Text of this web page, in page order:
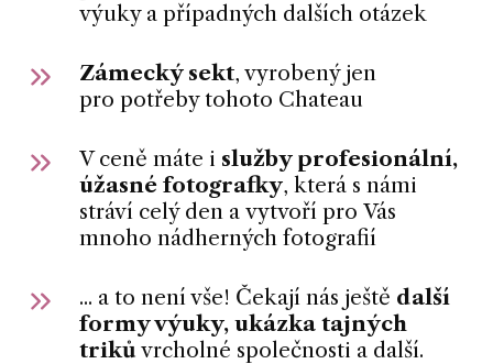
výuky a případných dalších otázek
Zámecký sekt, vyrobený jen
pro potřeby tohoto Chateau
V ceně máte i služby profesionální,
úžasné fotografky, která s námi
stráví celý den a vytvoří pro Vás
mnoho nádherných fotografií
... a to není vše! Čekají nás ještě další
formy výuky, ukázka tajných
triků vrcholné společnosti a další.